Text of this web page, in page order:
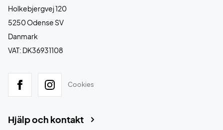
Holkebjergvej 120
5250 Odense SV
Danmark
VAT: DK36931108
Cookies
Hjälp och kontakt